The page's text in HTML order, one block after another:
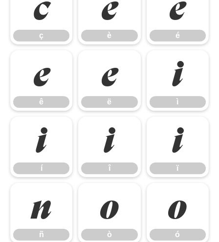
ç
ç
è
è
é
é
ê
ê
ë
ë
ì
ì
í
í
î
î
ï
ï
ñ
ñ
ò
ò
ó
ó